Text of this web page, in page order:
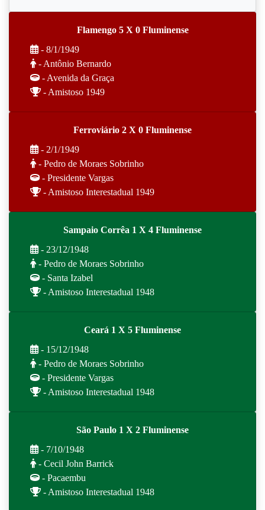
Flamengo 5 X 0 Fluminense
- 8/1/1949
- Antônio Bernardo
- Avenida da Graça
- Amistoso 1949
Ferroviário 2 X 0 Fluminense
- 2/1/1949
- Pedro de Moraes Sobrinho
- Presidente Vargas
- Amistoso Interestadual 1949
Sampaio Corrêa 1 X 4 Fluminense
- 23/12/1948
- Pedro de Moraes Sobrinho
- Santa Izabel
- Amistoso Interestadual 1948
Ceará 1 X 5 Fluminense
- 15/12/1948
- Pedro de Moraes Sobrinho
- Presidente Vargas
- Amistoso Interestadual 1948
São Paulo 1 X 2 Fluminense
- 7/10/1948
- Cecil John Barrick
- Pacaembu
- Amistoso Interestadual 1948